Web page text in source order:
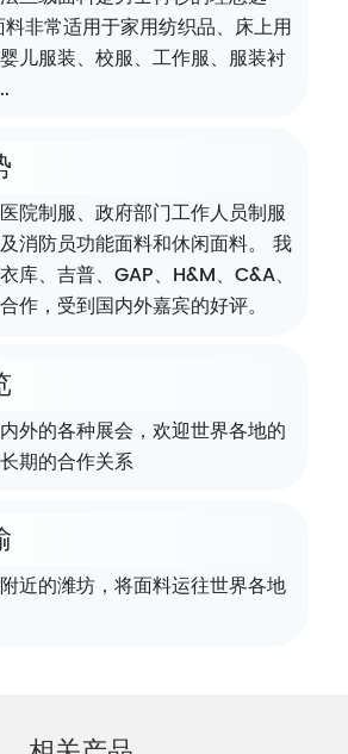
非常适用于家用纺织品、床上用
儿服装、校服、工作服、服装衬
院制服、政府部门工作人员制服
消防员功能面料和休闲面料。 我
库、吉普、GAP、H&M、C&A、
作，受到国内外嘉宾的好评。
外的各种展会，欢迎世界各地的
期的合作关系
近的潍坊，将面料运往世界各地